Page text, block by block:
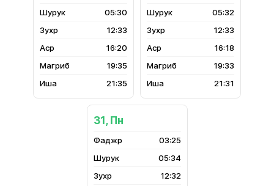
05:30
12:33
16:20
19:35
21:35
05:32
12:33
16:18
19:33
21:31
31, Пн
03:25
05:34
12:32